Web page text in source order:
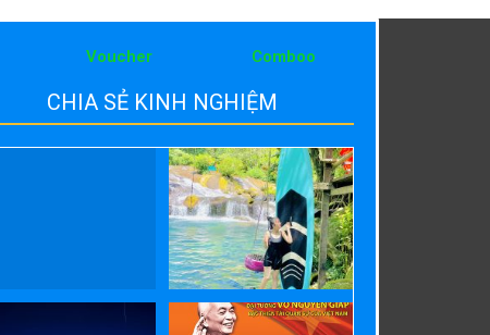
Voucher Comboo
CHIA SẺ KINH NGHIỆM